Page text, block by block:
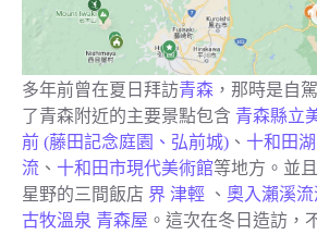
多年前曾在夏日拜訪青森 ，那時是自
了青森附近的主要景點包含 青森縣立
前 (藤田記念庭園、弘前城) 、 十和田
流 、 十和田市現代美術館等地方。並
星野的三間飯店 界 津輕 、 奧入瀨溪流
古牧溫泉 青森屋 。這次在冬日造訪，